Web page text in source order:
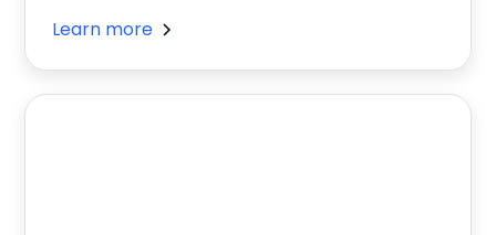
Learn more